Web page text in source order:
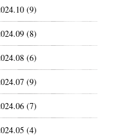
(9)
(8)
(6)
(9)
(7)
(4)